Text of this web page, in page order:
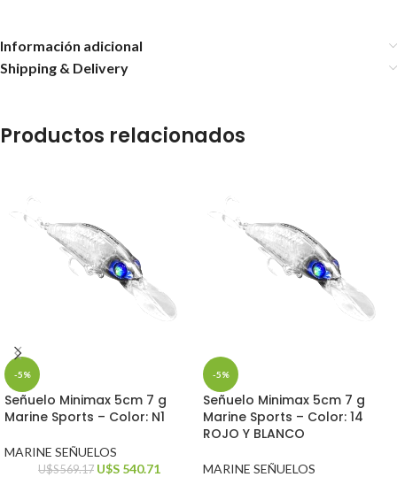
Información adicional
Shipping & Delivery
Productos relacionados
-5%
Señuelo Minimax 5cm 7 g
Marine Sports – Color: N1
MARINE SEÑUELOS
U$S569.17 U$S 540.71
-5%
Señuelo Minimax 5cm 7 g
Marine Sports – Color: 14
ROJO Y BLANCO
MARINE SEÑUELOS